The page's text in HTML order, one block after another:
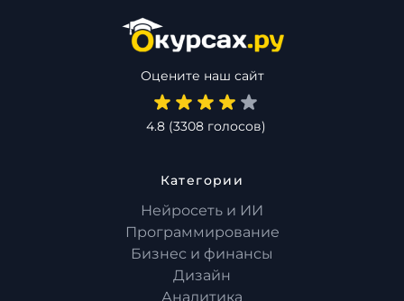
Оцените наш сайт
4.8(3308голосов)
Категории
Нейросеть и ИИ
Программирование
Бизнес и финансы
Дизайн
Аналитика